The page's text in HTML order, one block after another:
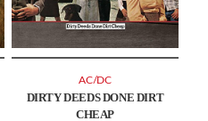
DIRTY DEEDS DONE DIRT
CHEAP
AC/DC